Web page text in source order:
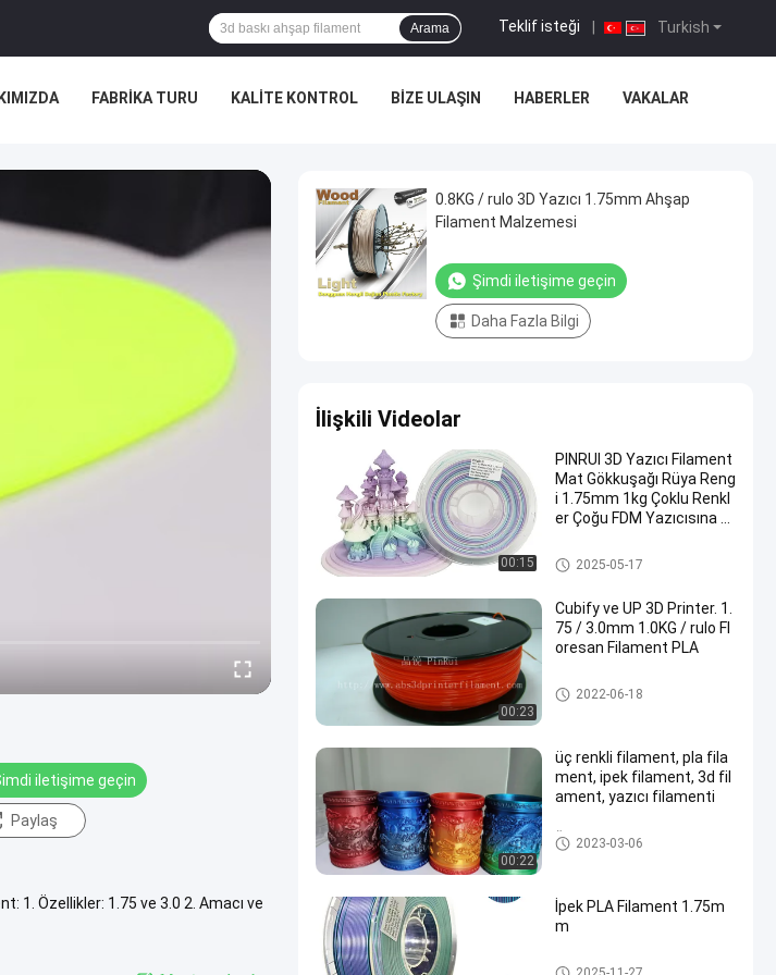
Turkish
Teklif isteği
Arama
FABRIKA TURU KALITE KONTROL BIZE ULAŞIN HABERLER VAKALAR
iletişime geçin
Paylaş
1. Özellikler: 1.75 ve 3.0 2. Amacı ve
0.8KG / rulo 3D Yazıcı 1.75mm Ahşap
Filament Malzemesi
Şimdi iletişime geçin
Daha Fazla Bilgi
İlişkili Videolar
00:15
PINRUI 3D Yazıcı Filament
Mat Gökkuşağı Rüya Reng
i 1.75mm 1kg Çoklu Renkl
er Çoğu FDM Yazıcısına U
Gökkuşağı 3D Yazıcı Filamenti
2025-05-17
00:23
Cubify ve UP 3D Printer. 1.
75 / 3.0mm 1.0KG / rulo Fl
oresan Filament PLA
pla 3d yazıcı filamanı
2022-06-18
00:22
üç renkli filament, pla fila
ment, ipek filament, 3d fil
ament, yazıcı filamenti
Üç Renkli Filament
2023-03-06
İpek PLA Filament 1.75m
m
Çift renkli 3d yazıcı filamanı